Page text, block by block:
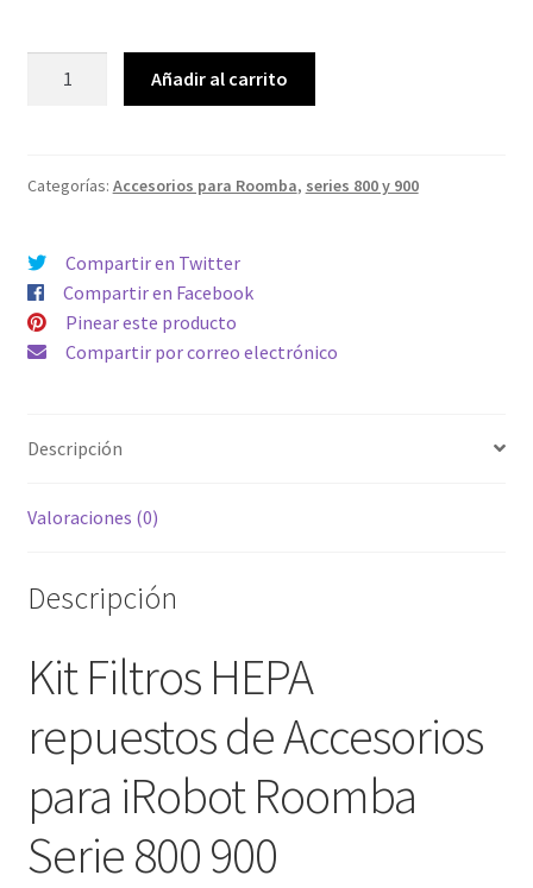
original
era:
actual
es:
de
iRobot
Roomba
Serie
800
Añadir al carrito
Categorías: Accesorios para Roomba, series 800 y 900
Compartir en Twitter
Compartir en Facebook
Pinear este producto
Compartir por correo electrónico
Descripción
Valoraciones (0)
Descripción
Kit Filtros HEPA
repuestos de Accesorios
para iRobot Roomba
Serie 800 900